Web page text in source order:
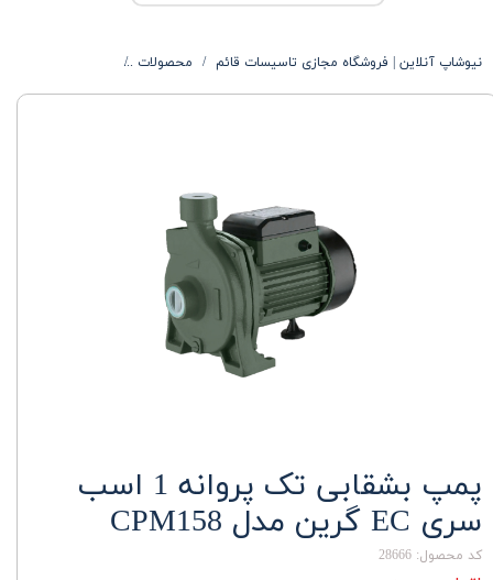
نیوشاپ آنلاین | فروشگاه مجازی تاسیسات قائم محصولات
پمپ بشقابی تک پروانه 1 اسب
سری EC گرین مدل CPM158
کد محصول: 28666